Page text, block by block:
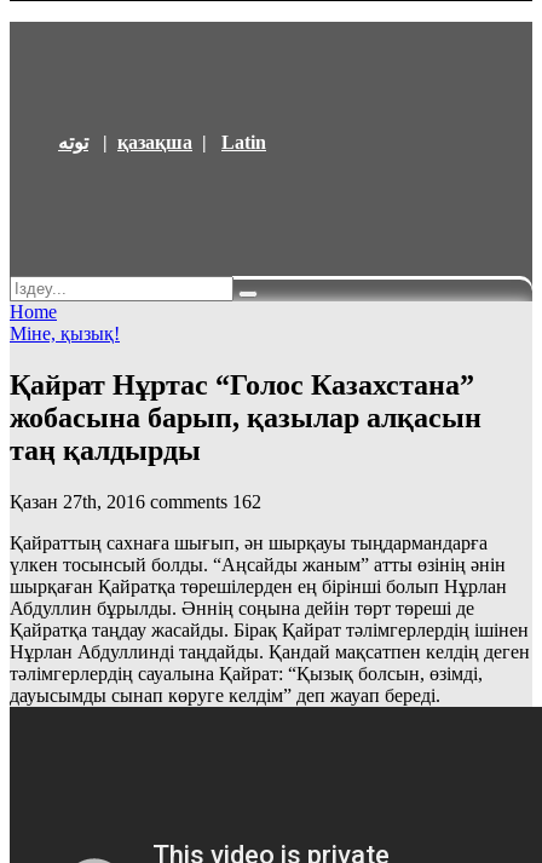
توتە| қазақша | Latin
Home
Міне, қызық!
Қайрат Нұртас “Голос Казахстана”
жобасына барып, қазылар алқасын
таң қалдырды
Қазан 27th, 2016 comments 162
Қайраттың сахнаға шығып, ән шырқауы тыңдармандарға
үлкен тосынсый болды. “Аңсайды жаным” атты өзінің әнін
шырқаған Қайратқа төрешілерден ең бірінші болып Нұрлан
Абдуллин бұрылды. Әннің соңына дейін төрт төреші де
Қайратқа таңдау жасайды. Бірақ Қайрат тәлімгерлердің ішінен
Нұрлан Абдуллинді таңдайды. Қандай мақсатпен келдің деген
тәлімгерлердің сауалына Қайрат: “Қызық болсын, өзімді,
дауысымды сынап көруге келдім” деп жауап береді.